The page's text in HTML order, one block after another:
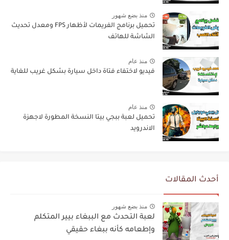
منذ بضع شهور
تحميل برنامج الفريمات لأظهار FPS ومعدل تحديث
الشاشة للهاتف
منذ عام
فيديو لاختفاء فتاة داخل سيارة بشكل غريب للغاية
منذ عام
تحميل لعبة ببجي بيتا النسخة المطورة لاجهزة
الاندرويد
أحدث المقالات
منذ بضع شهور
لعبة التحدث مع الببغاء بيير المتكلم
وإطعامه كأنه ببغاء حقيقي